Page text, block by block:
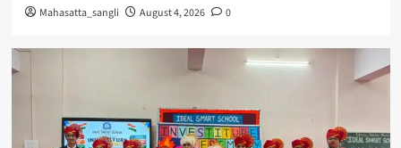
Mahasatta_sangli August 4, 2026 0